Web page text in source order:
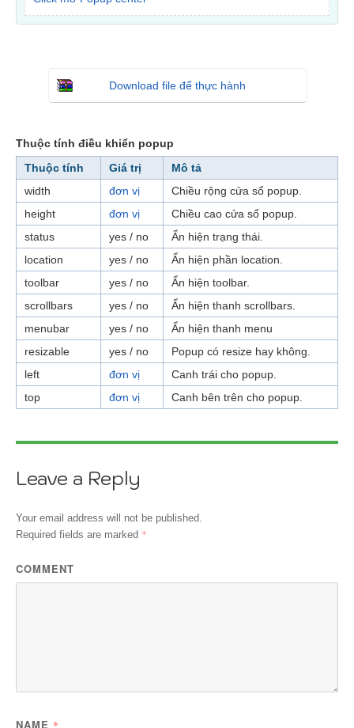
Download file để thực hành
Thuộc tính điều khiển popup
Thuộc tính
Giá trị
Mô tả
width
đơn vị
Chiều rộng cửa sổ popup.
height
đơn vị
Chiều cao cửa sổ popup.
status
yes / no
Ẩn hiện trạng thái.
location
yes / no
Ẩn hiện phần location.
toolbar
yes / no
Ẩn hiện toolbar.
scrollbars
yes / no
Ẩn hiện thanh scrollbars.
menubar
yes / no
Ẩn hiện thanh menu
resizable
yes / no
Popup có resize hay không.
left
đơn vị
Canh trái cho popup.
top
đơn vị Canh bên trên cho popup.
Leave a Reply
Your email address will not be published.
Required fields are marked *
COMMENT
NAME *